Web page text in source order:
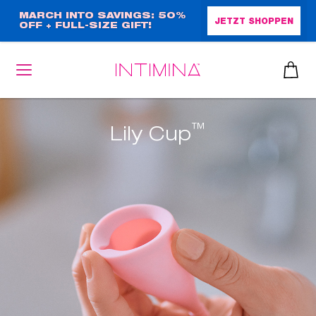
zum
Inhalt
MARCH INTO SAVINGS: 50%
OFF + FULL-SIZE GIFT!
JETZT SHOPPEN
Lily Cup™